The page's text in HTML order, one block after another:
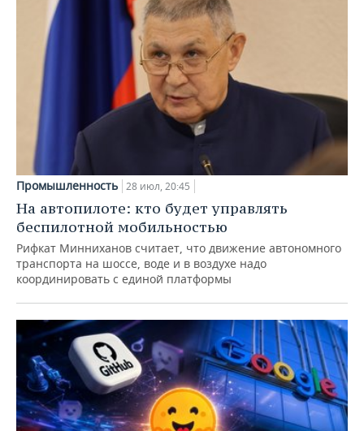
Промышленность 28 июл, 20:45
На автопилоте: кто будет управлять
беспилотной мобильностью
Рифкат Минниханов считает, что движение автономного
транспорта на шоссе, воде и в воздухе надо
координировать с единой платформы